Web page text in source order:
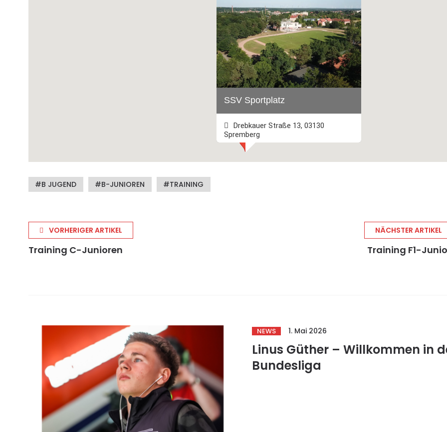
SSV Sportplatz
Drebkauer Straße 13, 03130
Spremberg
B JUGEND B-JUNIOREN TRAINING
VORHERIGER ARTIKEL
Training C-Junioren
NÄCHSTER ARTIKEL
Training F1-
NEWS 1. Mai 2026
Linus Güther – Willkommen in
Bundesliga